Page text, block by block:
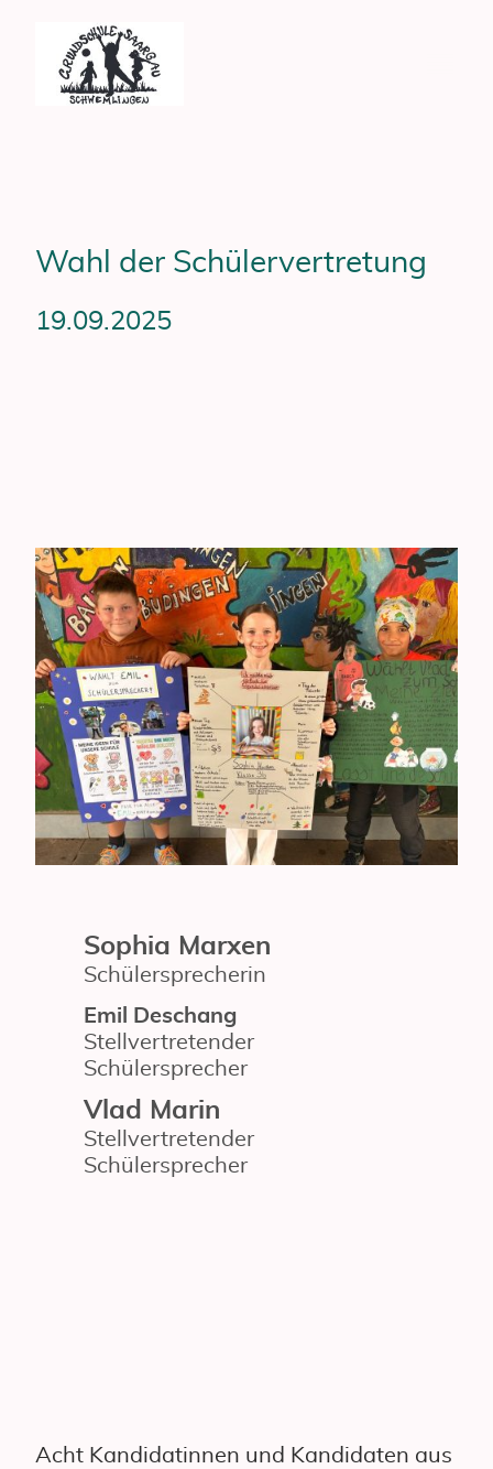
Wahl der Schülervertretung
19.09.2025
Sophia Marxen
Schülersprecherin
Emil Deschang
Stellvertretender
Schülersprecher
Vlad Marin
Stellvertretender
Schülersprecher
Acht Kandidatinnen und Kandidaten aus